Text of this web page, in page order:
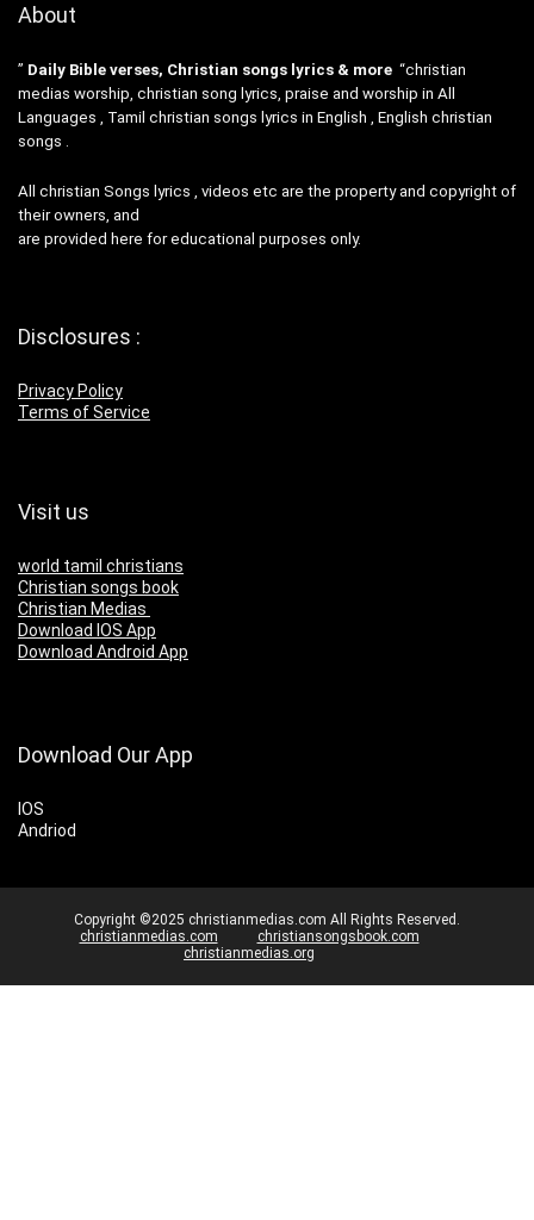
About
” Daily Bible verses, Christian songs lyrics & more “christian
medias worship, christian song lyrics, praise and worship in All
Languages , Tamil christian songs lyrics in English , English christian
songs .
All christian Songs lyrics , videos etc are the property and copyright of
their owners, and
are provided here for educational purposes only.
Disclosures :
Privacy Policy
Terms of Service
Visit us
world tamil christians
Christian songs book
Christian Medias
Download IOS App
Download Android App
Download Our App
IOS
Andriod
Copyright ©2025 christianmedias.com All Rights Reserved.
christianmedias.com
christiansongsbook.com
christianmedias.org